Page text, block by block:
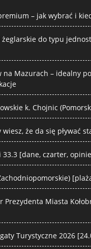
– jak wybrać i
żeglarskie do typu
Mazurach – idealny
k. Chojnic
wiesz, że da się pływać
33.3 [dane, czarter,
Prezydenta Miasta
Turystyczne 2026